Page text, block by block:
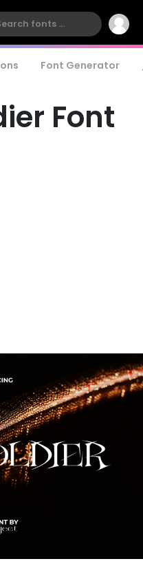
Font Generator
Font